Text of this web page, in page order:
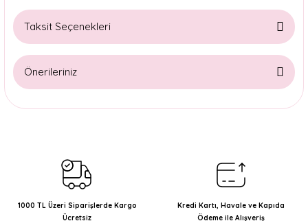
Taksit Seçenekleri
Önerileriniz
Bu ürünün fiyat bilgisi, resim, ürün açıklamalarında ve diğer
Ürün resmi kalitesiz, bozuk veya görüntülenemiyor.
Ürün açıklamasında eksik bilgiler bulunuyor.
1000 TL Üzeri Siparişlerde Kargo
Ücretsiz
Kredi Kartı, Havale ve Kapıda
Ödeme ile Alışveriş